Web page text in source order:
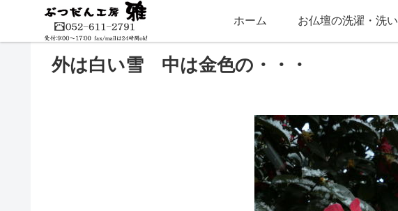
ホーム お仏壇の洗濯・洗い
外は白い雪 中は金色の・・・